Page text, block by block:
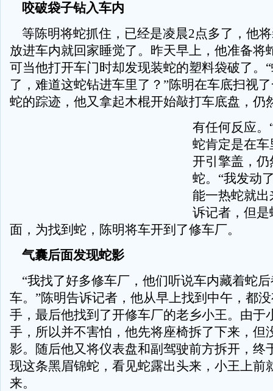
咬破袋子钻入车内
等陈明将蛇抓住，已经是凌晨2点多了，他
放进车内就回家睡觉了。昨天早上，他准备将
可当他打开车门时却发现装蛇的塑料袋破了。
了，难道这蛇钻进车里了？”陈明在车底扫视
蛇的踪迹，他又拿起木棍开始敲打车底盘，仍
有任何反应。
蛇肯定是在车
开引擎盖，
蛇。“我发动
能一热蛇就出
诉记者，但
面，为找到蛇，陈明将车开到了修车厂。
气囊后面发现蛇影
“我找了好多修车厂，他们听说车内藏着蛇
车。”陈明告诉记者，他从早上找到中午，都
手，最后他找到了开修车厂的老乡小王。由于
手，所以并不害怕，他先将座椅拆了下来，但
影。随后他又将仪表盘和副驾驶前方拆开，终
现这条黑眉锦蛇，看见蛇露出头来，小王上前
来。